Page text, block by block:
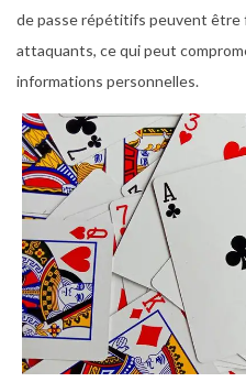
de passe répétitifs peuvent être
attaquants, ce qui peut
informations personnelles.